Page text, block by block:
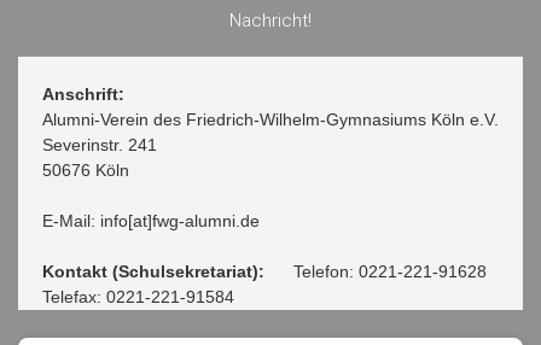
Nachricht!
Anschrift:
Alumni-Verein des Friedrich-Wilhelm-Gymnasiums Köln e.V.
Severinstr. 241
50676 Köln
E-Mail: info[at]fwg-alumni.de
Kontakt (Schulsekretariat):
Telefon: 0221-221-91628
Telefax: 0221-221-91584